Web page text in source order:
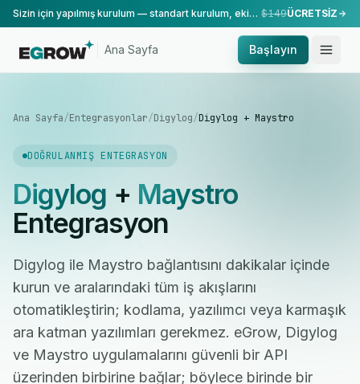
Sizin için yapılmış kurulum — standart kurulum, ekibimiz tarafından yapılır. $149ÜCRETSİZ
Ana Sayfa Başlayın
Ana Sayfa/Entegrasyonlar/Digylog/Digylog + Maystro
DOĞRULANMIŞ ENTEGRASYON
Digylog + Maystro
Entegrasyon
Digylog ile Maystro bağlantısını dakikalar içinde
kurun ve aralarındaki tüm iş akışlarını
otomatikleştirin; kodlama, yazılımcı veya karmaşık
ara katman yazılımları gerekmez. eGrow, Digylog
ve Maystro uygulamalarını güvenli bir API
üzerinden birbirine bağlar; böylece birinde bir